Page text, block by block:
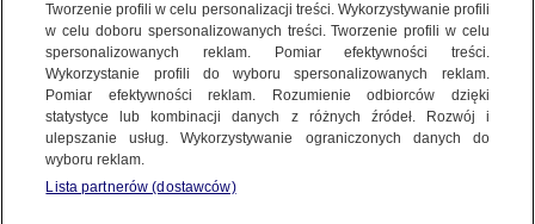
WIĘCEJ
KANAŁY
REGULAMIN SERWISU
KONTAKT24|NAJNOWSZE
MATERIAŁ UŻYTKOWNIKA
Słupy świetlne
19 GRUDNIA 2023
Tworzenie profili w celu personalizacji treści. Wykorzystywanie profili
w celu doboru spersonalizowanych treści. Tworzenie profili w celu
spersonalizowanych reklam. Pomiar efektywności treści.
Wykorzystanie profili do wyboru spersonalizowanych reklam.
Pomiar efektywności reklam. Rozumienie odbiorców dzięki
statystyce lub kombinacji danych z różnych źródeł. Rozwój i
ulepszanie usług. Wykorzystywanie ograniczonych danych do
wyboru reklam.
Lista partnerów (dostawców)